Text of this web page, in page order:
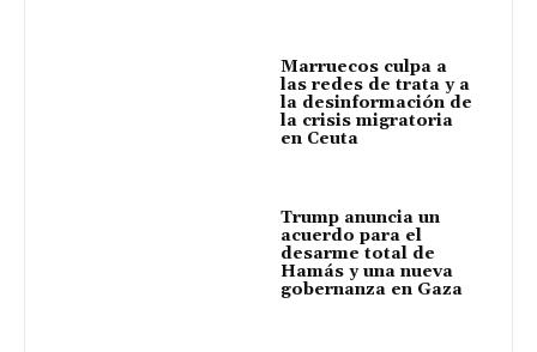
Marruecos culpa a
las redes de trata y a
la desinformación de
la crisis migratoria
en Ceuta
Trump anuncia un
acuerdo para el
desarme total de
Hamás y una nueva
gobernanza en Gaza